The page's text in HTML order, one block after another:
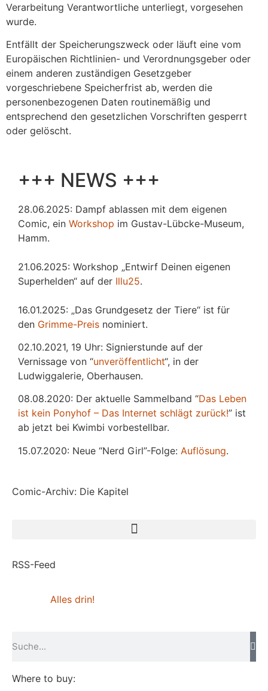
Verarbeitung Verantwortliche unterliegt, vorgesehen
wurde.
Entfällt der Speicherungszweck oder läuft eine vom
Europäischen Richtlinien- und Verordnungsgeber oder
einem anderen zuständigen Gesetzgeber
vorgeschriebene Speicherfrist ab, werden die
personenbezogenen Daten routinemäßig und
entsprechend den gesetzlichen Vorschriften gesperrt
oder gelöscht.
+++ NEWS +++
28.06.2025: Dampf ablassen mit dem eigenen
Comic, ein Workshop im Gustav-Lübcke-Museum,
Hamm.
21.06.2025: Workshop „Entwirf Deinen eigenen
Superhelden“ auf der Illu25.
16.01.2025: „Das Grundgesetz der Tiere“ ist für
den Grimme-Preis nominiert.
02.10.2021, 19 Uhr: Signierstunde auf der
Vernissage von “unveröffentlicht“, in der
Ludwiggalerie, Oberhausen.
08.08.2020: Der aktuelle Sammelband “Das Leben
ist kein Ponyhof – Das Internet schlägt zurück!” ist
ab jetzt bei Kwimbi vorbestellbar.
15.07.2020: Neue “Nerd Girl”-Folge: Auflösung.
Comic-Archiv: Die Kapitel
RSS-Feed
Alles drin!
Where to buy: